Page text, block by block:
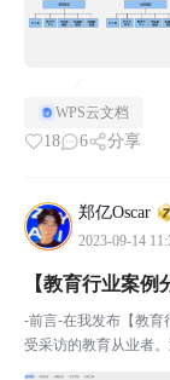
WPS云文档
18 6 分享
郑亿Oscar
2023-09-14
【教育行业案
-前言-在我发布【教育
受采访的教育从业者